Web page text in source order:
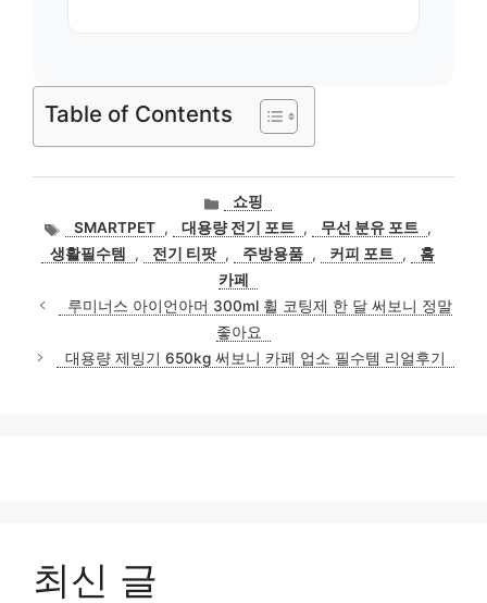
Table of Contents
카
테
고
리
쇼핑
태
그
SMARTPET , 대용량 전기 포트 , 무선 분유 포트 ,
생활필수템
, 전기 티팟 , 주방용품 , 커피 포트 ,
홈
카페
루미너스 아이언아머 300ml 휠 코팅제 한 달 써보니 정말
좋아요
대용량 제빙기 650kg 써보니 카페 업소 필수템 리얼후기
최신 글